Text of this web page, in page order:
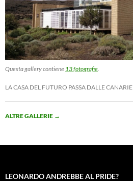
Questa gallery contiene 13 fotografie
LA CASA DEL FUTURO PASSA DALLE CANARIE
ALTRE GALLERIE →
LEONARDO ANDREBBE AL PRIDE?